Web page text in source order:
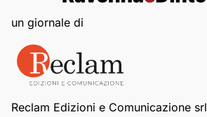
un giornale di
Reclam Edizioni e Comunicazione srl